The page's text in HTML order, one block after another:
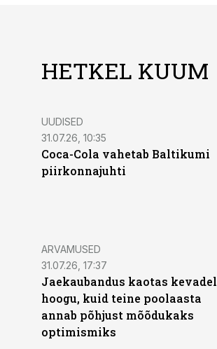
HETKEL KUUM
UUDISED
31.07.26, 10:35
Coca-Cola vahetab Baltikumi
piirkonnajuhti
ARVAMUSED
31.07.26, 17:37
Jaekaubandus kaotas kevadel
hoogu, kuid teine poolaasta
annab põhjust mõõdukaks
optimismiks